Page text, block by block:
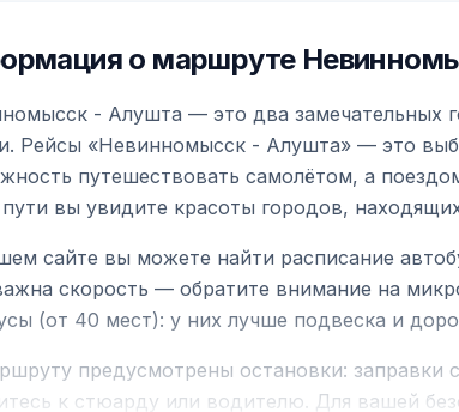
о маршруте
- Алушта — это два замечательных
Рейсы «Невинномысск - Алушта» — это
путешествовать самолётом, а
вы увидите красоты городов,
сайте вы можете найти расписание
скорость — обратите внимание на
(от 40 мест): у них лучше подвеска и
предусмотрены остановки:
к стюарду или водителю. Для вашей